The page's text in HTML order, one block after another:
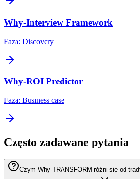
Why-Interview Framework
Faza: Discovery
Why-ROI Predictor
Faza: Business case
Często zadawane pytania
Czym Why-TRANSFORM różni się od